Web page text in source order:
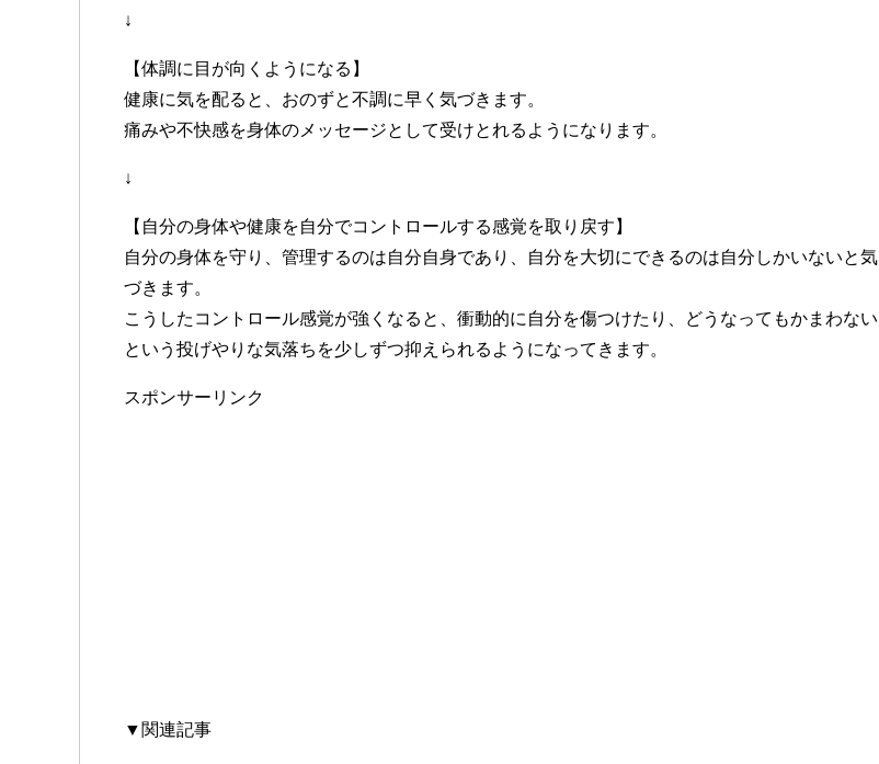
↓
【体調に目が向くようになる】
健康に気を配ると、おのずと不調に早く気づきます。
痛みや不快感を身体のメッセージとして受けとれるようになります。
↓
【自分の身体や健康を自分でコントロールする感覚を取り戻す】
自分の身体を守り、管理するのは自分自身であり、自分を大切にできるのは自分しかいないと気
づきます。
こうしたコントロール感覚が強くなると、衝動的に自分を傷つけたり、どうなってもかまわない
という投げやりな気落ちを少しずつ抑えられるようになってきます。
スポンサーリンク
▼関連記事